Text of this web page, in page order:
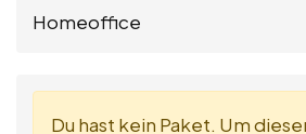
Homeoffice
Du hast kein Paket. Um